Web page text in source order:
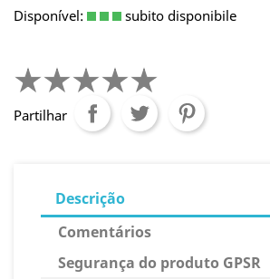
Disponível:
subito disponibile
Partilhar
Descrição
Comentários
Segurança do produto GPSR